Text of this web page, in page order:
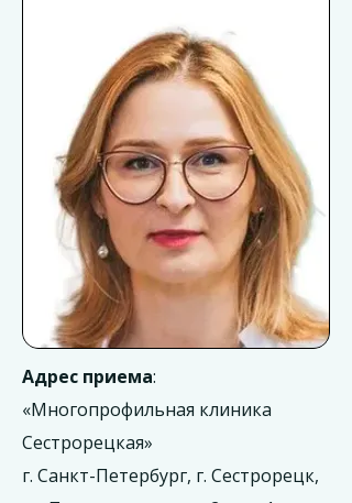
Адрес приема:
«Многопрофильная клиника
Сестрорецкая»
г. Санкт-Петербург, г. Сестрорецк,